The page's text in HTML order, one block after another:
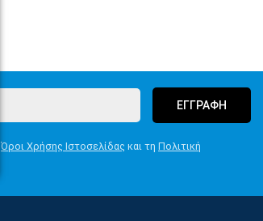
ΕΓΓΡΑΦΗ
Όροι Χρήσης Ιστοσελίδας και τη Πολιτική